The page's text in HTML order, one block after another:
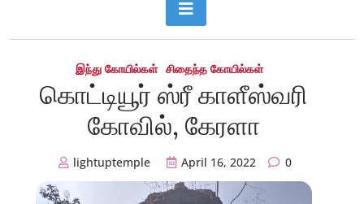
இந்து கோயில்கள் சிதைந்த கோயில்கள்
கொட்டியூர் ஸ்ரீ காளீஸ்வரி
கோவில், கேரளா
lightuptemple April 16, 2022 0